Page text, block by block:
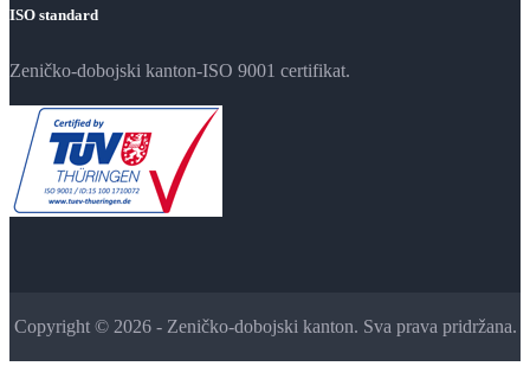
ISO standard
Zeničko-dobojski kanton-ISO 9001 certifikat.
Copyright © 2026 - Zeničko-dobojski kanton. Sva prava pridržana.